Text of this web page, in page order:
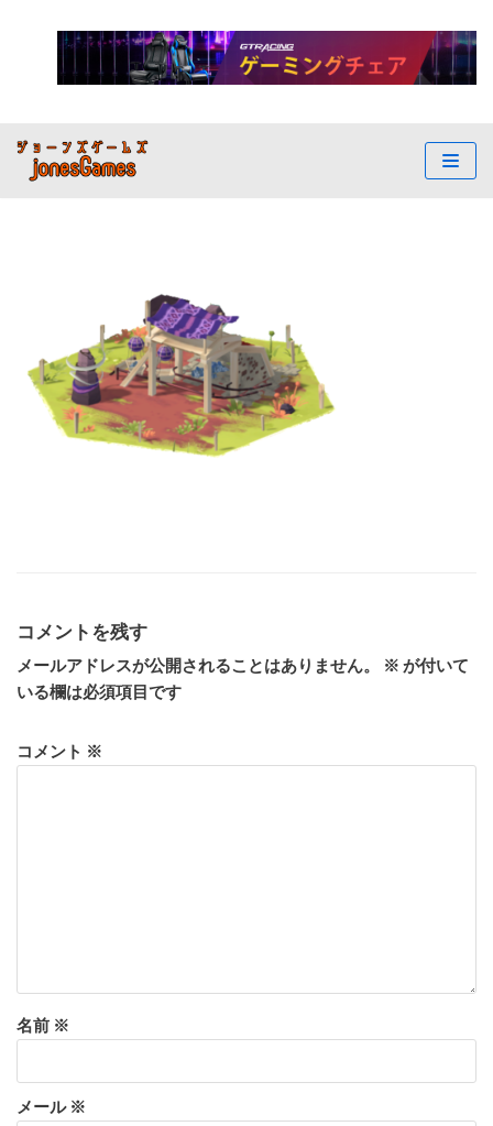
へ
ス
コメントを残す
メールアドレスが公開されることはありません。 ※ が付いて
いる欄は必須項目です
コメント ※
名前 ※
メール ※